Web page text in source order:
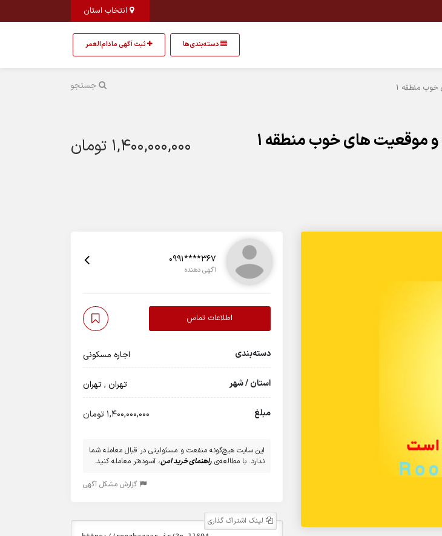
دسته‌بندی‌ها ثبت آگهی مادام‌العمر
جستجو منطقه 1
و موقعیت های خوب منطقه 1 1,400,000,000 تومان
0991****367
آگهی دهنده
اطلاعات تماس
دسته‌بندی اجاره مسکونی
استان / شهر تهران ,تهران
مبلغ 1,400,000,000 تومان
این سایت هیچ‌گونه منفعت و مسئولیتی در قبال معامله شما
ندارد. با مطالعه‌ی راهنمای خرید امن، آسوده‌تر معامله کنید.
گزارش مشکل آگهی
لینک اشتراک گذاری